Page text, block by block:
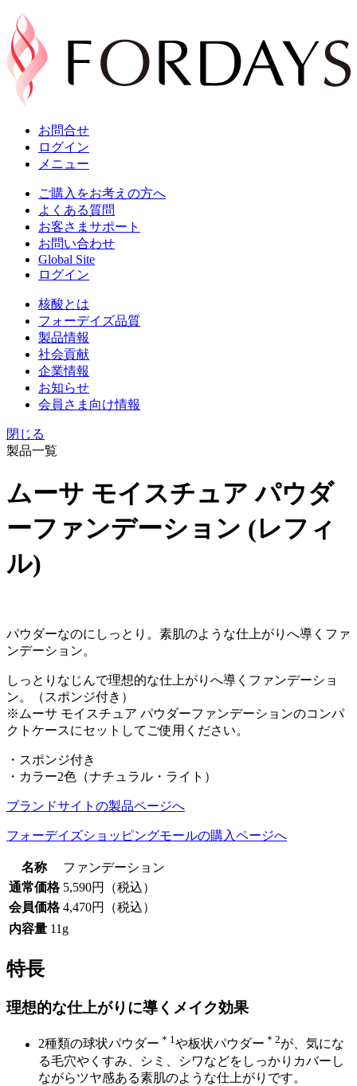
お問合せ
ログイン
メニュー
ご購入をお考えの方へ
よくある質問
お客さまサポート
お問い合わせ
Global Site
ログイン
核酸とは
フォーデイズ品質
製品情報
社会貢献
企業情報
お知らせ
会員さま向け情報
閉じる
製品一覧
ムーサ モイスチュア パウダ
ーファンデーション (レフィ
ル)
パウダーなのにしっとり。素肌のような仕上がりへ導くファ
ンデーション。
しっとりなじんで理想的な仕上がりへ導くファンデーショ
ン。（スポンジ付き）
※ムーサ モイスチュア パウダーファンデーションのコンパ
クトケースにセットしてご使用ください。
・スポンジ付き
・カラー2色（ナチュラル・ライト）
ブランドサイトの製品ページへ
フォーデイズショッピングモールの購入ページへ
名称
ファンデーション
通常価格 5,590円（税込）
会員価格 4,470円（税込）
内容量 11g
特長
理想的な仕上がりに導くメイク効果
2種類の球状パウダー ＊1や板状パウダー ＊2が、気にな
る毛穴やくすみ、シミ、シワなどをしっかりカバーし
ながらツヤ感ある素肌のような仕上がりです。